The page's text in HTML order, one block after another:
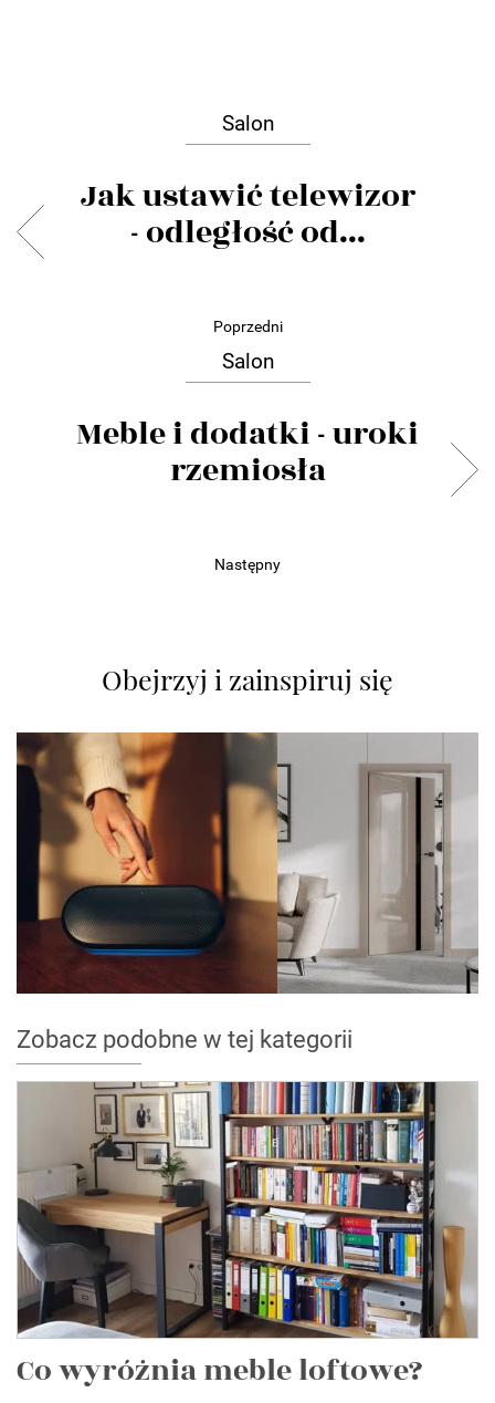
Salon
Jak ustawić telewizor
- odległość od...
Poprzedni
Salon
Meble i dodatki - uroki
rzemiosła
Następny
Obejrzyj i zainspiruj się
Zobacz podobne w tej kategorii
Co wyróżnia meble loftowe?